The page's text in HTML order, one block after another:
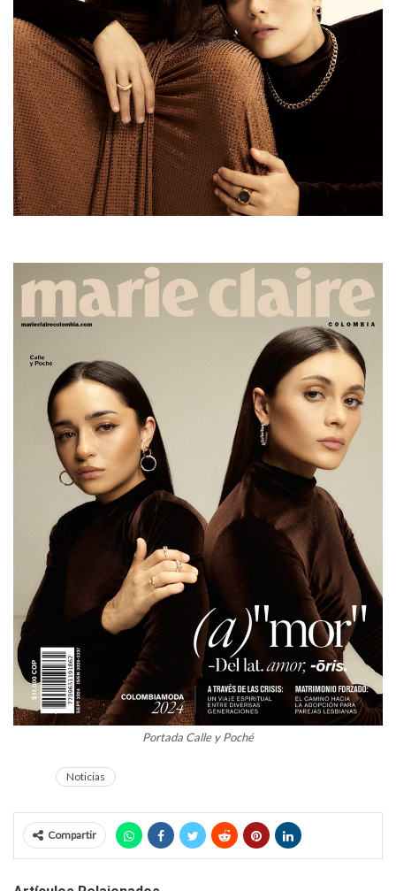
Portada Calle y Poché
Noticias
Compartir